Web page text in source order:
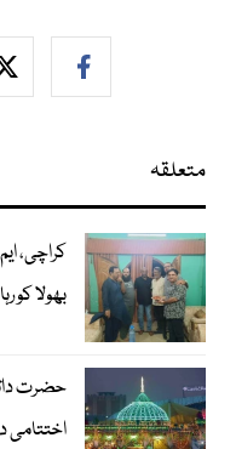
متعلقہ
کراچی،
بھولا کو
اختتامی